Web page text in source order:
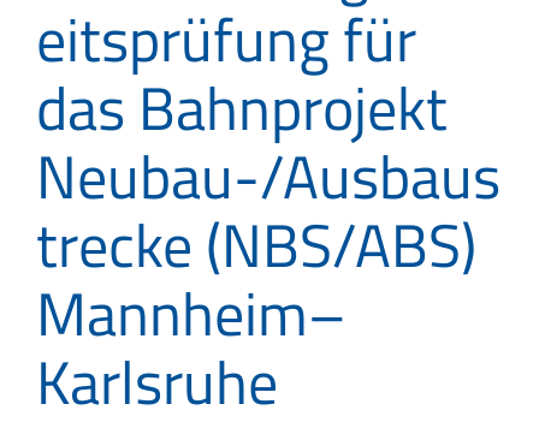
eitsprüfung für
das Bahnprojekt
Neubau-/Ausbaus
trecke (NBS/ABS)
Mannheim–
Karlsruhe